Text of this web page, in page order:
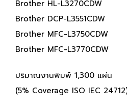
Brother HL-L3270CDW
Brother DCP-L3551CDW
Brother MFC-L3750CDW
Brother MFC-L3770CDW
ปริมาณงานพิมพ์ 1,300 แผ่น
(5% Coverage ISO IEC